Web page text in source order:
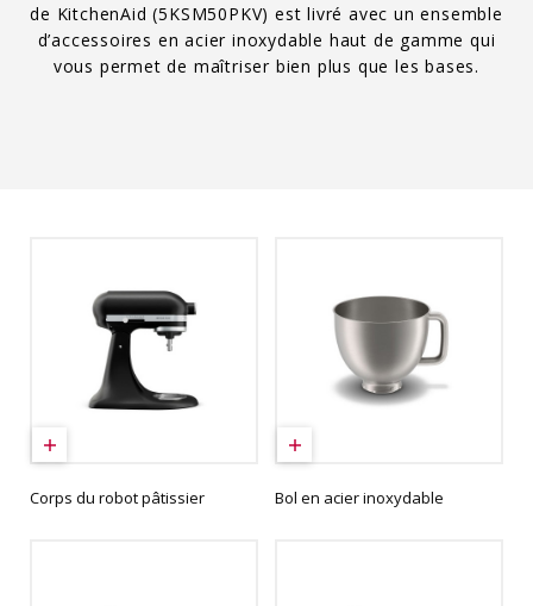
de KitchenAid (5KSM50PKV) est livré avec un ensemble
d’accessoires en acier inoxydable haut de gamme qui
vous permet de maîtriser bien plus que les bases.
Corps du robot pâtissier Bol en acier inoxydable